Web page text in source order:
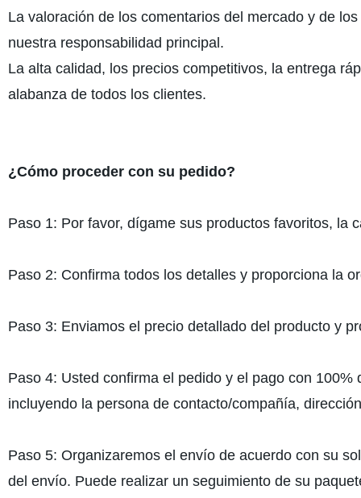
La valoración de los comentarios del mercado y de
nuestra responsabilidad principal.
La alta calidad, los precios competitivos, la entrega
alabanza de todos los clientes.
¿Cómo proceder con su pedido?
Paso 1: Por favor, dígame sus productos favoritos, la
Paso 2: Confirma todos los detalles y proporciona la
Paso 3: Enviamos el precio detallado del producto y
Paso 4: Usted confirma el pedido y el pago con
incluyendo la persona de contacto/compañía,
Paso 5: Organizaremos el envío de acuerdo con su
del envío. Puede realizar un seguimiento de su